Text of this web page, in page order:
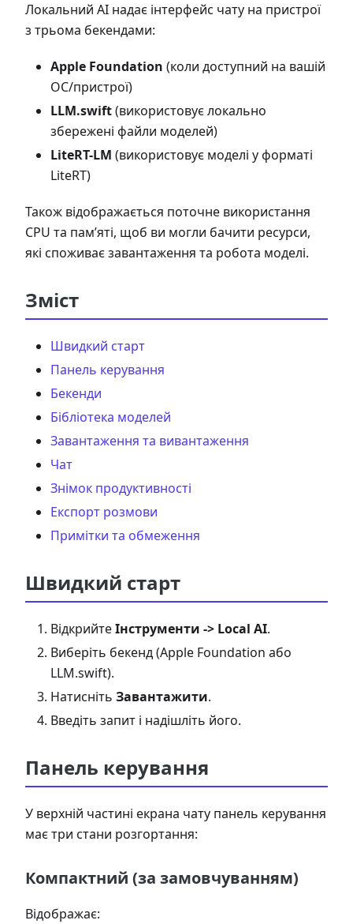
Локальний AI надає інтерфейс чату на пристрої
з трьома бекендами:
Apple Foundation (коли доступний на вашій
ОС/пристрої)
LLM.swift(використовує локально
збережені файли моделей)
LiteRT-LM (використовує моделі у форматі
LiteRT)
Також відображається поточне використання
CPU та пам’яті, щоб ви могли бачити ресурси,
які споживає завантаження та робота моделі.
Зміст
Швидкий старт
Панель керування
Бекенди
Бібліотека моделей
Завантаження та вивантаження
Чат
Знімок продуктивності
Експорт розмови
Примітки та обмеження
Швидкий старт
ВідкрийтеІнструменти -> Local AI.
Виберіть бекенд (Apple Foundation або
LLM.swift).
Натисніть Завантажити.
Введіть запит і надішліть його.
Панель керування
У верхній частині екрана чату панель керування
має три стани розгортання:
Компактний (за замовчуванням)
Відображає: